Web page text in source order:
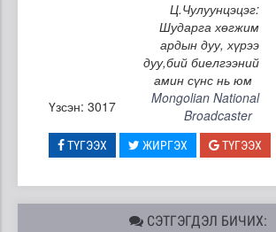
Ц.Чулуунцэцэг:
Шударга хөгжим
ардын дуу, хүрээ
дуу,бий биелгээний
амин сүнс нь юм
Үзсэн: 3017
Mongolian National
Broadcaster
ТҮГЭЭХ ЖИРГЭХ ТҮГЭЭХ
СЭТГЭГДЭЛ БИЧИХ: